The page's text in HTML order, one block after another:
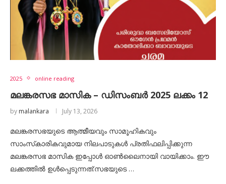
2025 online reading
മലങ്കരസഭ മാസിക – ഡിസംബർ 2025 ലക്കം 12
by malankara July 13, 2026
മലങ്കരസഭയുടെ ആത്മീയവും സാമൂഹികവും
സാംസ്‌കാരികവുമായ നിലപാടുകൾ പ്രതിഫലിപ്പിക്കുന്ന
മലങ്കരസഭ മാസിക ഇപ്പോൾ ഓൺലൈനായി വായിക്കാം. ഈ
ലക്കത്തിൽ ഉൾപ്പെടുന്നത്:സഭയുടെ …